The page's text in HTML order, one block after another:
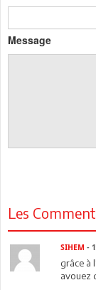
Message
Les
SIHEM -
grâce à
avouez